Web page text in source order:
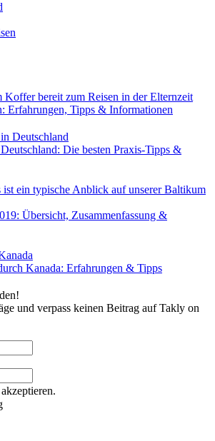
Erfahrungen, Tipps & Informationen
Die besten Praxis-Tipps &
Übersicht, Zusammenfassung &
Kanada: Erfahrungen & Tipps
und verpass keinen Beitrag auf Takly on